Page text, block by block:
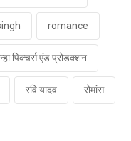
romance
पिक्चर्स एंड प्रोडक्शन
रवि यादव रोमांस